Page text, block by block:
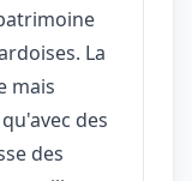
La
mais
des
des